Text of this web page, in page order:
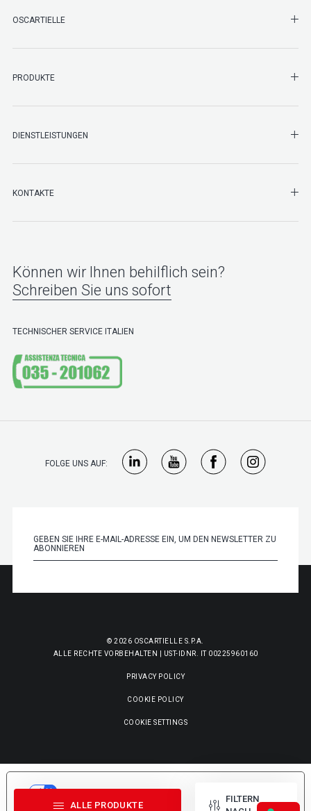
ALLE PRODUKTE
FILTERN
OSCARTIELLE
PRODUKTE
DIENSTLEISTUNGEN
KONTAKTE
Können wir Ihnen behilflich sein?
Schreiben Sie uns sofort
TECHNISCHER SERVICE ITALIEN
FOLGE UNS AUF:
© 2026 OSCARTIELLE S.P.A.
ALLE RECHTE VORBEHALTEN | UST-IDNR. IT 00225960160
PRIVACY POLICY
COOKIE POLICY
COOKIE SETTINGS
DATENSCHUTZEINSTELLUNGEN